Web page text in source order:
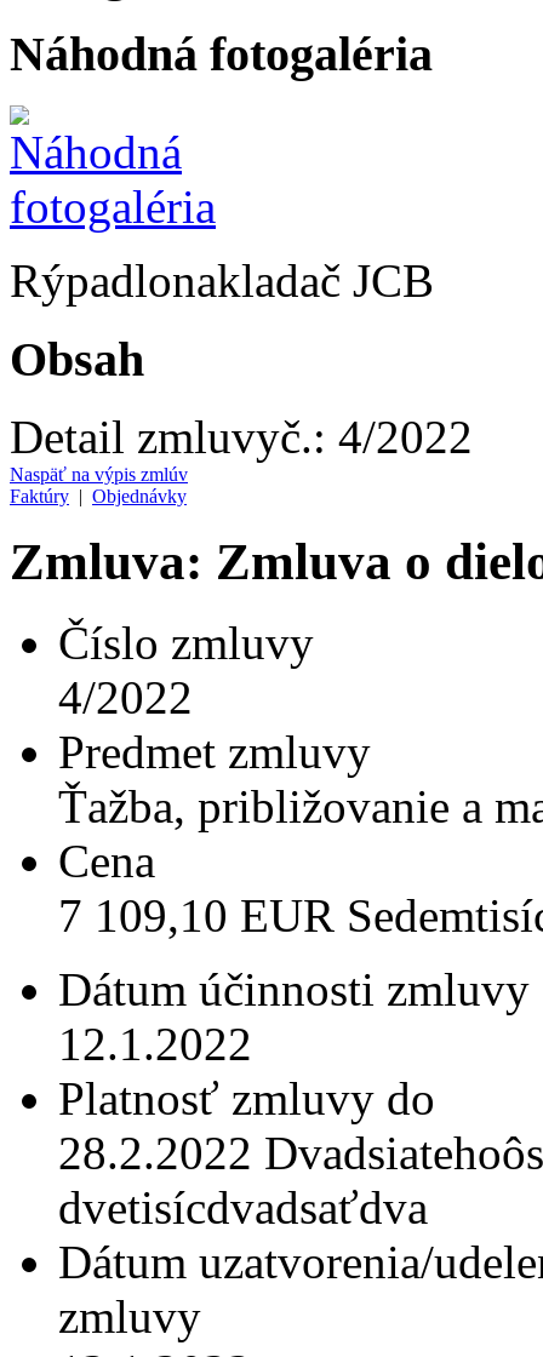
Náhodná fotogaléria
Rýpadlonakladač JCB
Obsah
Detail zmluvyč.: 4/2022
Naspäť na výpis zmlúv
Faktúry | Objednávky
Zmluva: Zmluva o
Číslo zmluvy
4/2022
Predmet zmluvy
Ťažba, približovanie a
Cena
7 109,10 EUR
Dátum účinnosti zmluvy
12.1.2022
Platnosť zmluvy do
28.2.2022
dvetisícdvadsaťdva
Dátum uzatvorenia/
zmluvy